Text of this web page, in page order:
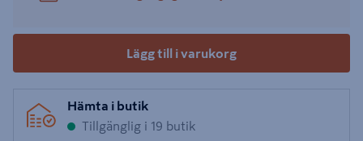
Lägg till i varukorg
Hämta i butik
Tillgänglig i 19 butik